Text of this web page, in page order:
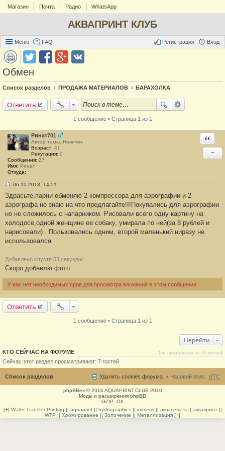
Магазин Почта Радио WhatsApp
АКВАПРИНТ КЛУБ
Меню FAQ Вход
Регистрация
Обмен
Список разделов ПРОДАЖА МАТЕРИАЛОВ БАРАХОЛКА
Ответить
1 сообщение • Страница 1 из 1
Ринат701
Автор темы, Новичок
Возраст: 41
Репутация: 0
Сообщения: 27
Имя: Ринат
Откуда:
−
о
о
б
щ
н
и
е
#
06.10.2013, 14:51
Здрасьте,парни обменяю 2 компрессора для аэрографии и 2
аэрографа не знаю на что предлагайте!!!Покупались для аэрографии
но не сложилось с напарником. Рисовали всего одну картину на
холодосе,одной женщине ее собаку, умирала по ней(за 8 рублей и
нарисовали) . Пользовались одним, второй маленький ниразу не
использовался.
Добавлено спустя 53 секунды:
Скоро добавлю фото
У вас нет необходимых прав для просмотра вложений в этом сообщении.
Ответить
1 сообщение • Страница 1 из 1
Перейти
КТО СЕЙЧАС НА ФОРУМЕ (по активности за 10 минут)
Сейчас этот раздел просматривают: 7 гостей
Список разделов Часовой пояс: UTC
Удалить cookies форума
phpBBex© 2016 AQUAPRINT.CLUB 2010
Моды и расширения phpBB
GZIP: Off
[+] Water Transfer Printing || aquaprint || hydrographics || immeris || аквапечать || аквапринт ||
WTP || Хромирование || Золочение || Металлизация [+]